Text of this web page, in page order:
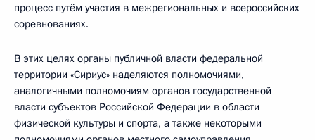
процесс путём участия в межрегиональных и всероссийских
соревнованиях.
В этих целях органы публичной власти федеральной
территории «Сириус» наделяются полномочиями,
аналогичными полномочиям органов государственной
власти субъектов Российской Федерации в области
физической культуры и спорта, а также некоторыми